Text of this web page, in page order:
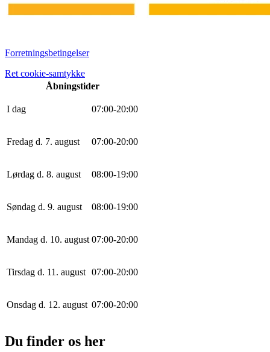
Forretningsbetingelser
Ret cookie-samtykke
Åbningstider
I dag 07:00-20:00
Fredag d. 7. august 07:00-20:00
Lørdag d. 8. august 08:00-19:00
Søndag d. 9. august 08:00-19:00
Mandag d. 10. august 07:00-20:00
Tirsdag d. 11. august 07:00-20:00
Onsdag d. 12. august 07:00-20:00
Du finder os her